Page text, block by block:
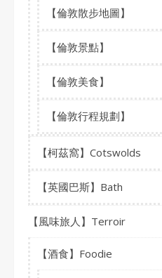
【倫敦散步地圖】
【倫敦景點】
【倫敦美食】
【倫敦行程規劃】
【柯茲窩】Cotswolds
【英國巴斯】Bath
【風味旅人】Terroir
【酒食】Foodie